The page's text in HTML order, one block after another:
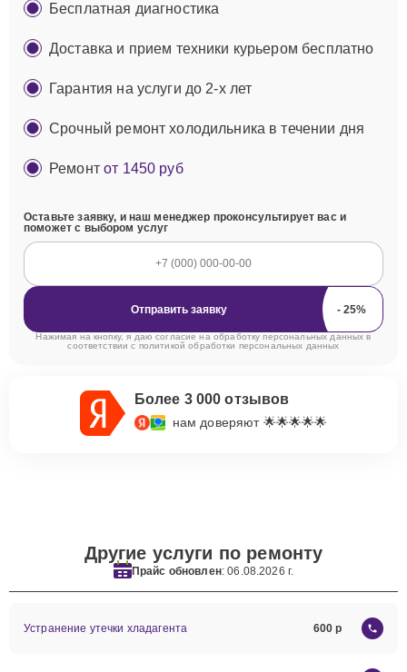
Бесплатная диагностика
Доставка и прием техники курьером бесплатно
Гарантия на услуги до 2-х лет
Срочный ремонт холодильника в течении дня
Ремонтот 1450 руб
Оставьте заявку, и наш менеджер проконсультирует вас и
поможет с выбором услуг
Отправить заявку
Нажимая на кнопку, я даю согласие на обработку персональных данных в
соответствии с политикой обработки персональных данных
Более 3 000 отзывов
нам доверяют 🌟🌟🌟🌟🌟
Другие услуги по ремонту
Прайс обновлен: 06.08.2026 г.
Устранение утечки хладагента 600